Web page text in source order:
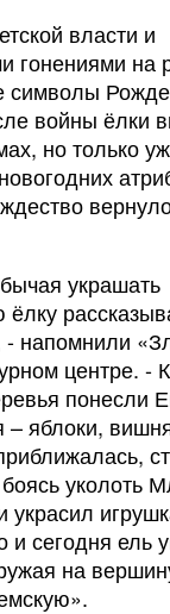
власти и
гонениями на
символы
войны ёлки
но только
украшать
- напомнили
центре. -
понесли
– яблоки,
уколоть
и сегодня ель
на